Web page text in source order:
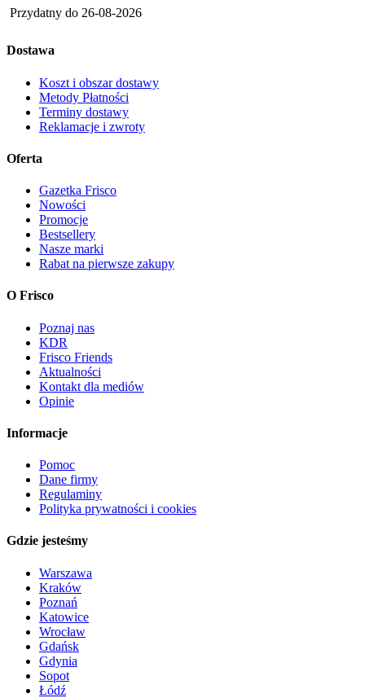
Przydatny do 26-08-2026
Dostawa
Koszt i obszar dostawy
Metody Płatności
Terminy dostawy
Reklamacje i zwroty
Oferta
Gazetka Frisco
Nowości
Promocje
Bestsellery
Nasze marki
Rabat na pierwsze zakupy
O Frisco
Poznaj nas
KDR
Frisco Friends
Aktualności
Kontakt dla mediów
Opinie
Informacje
Pomoc
Dane firmy
Regulaminy
Polityka prywatności i cookies
Gdzie jesteśmy
Warszawa
Kraków
Poznań
Katowice
Wrocław
Gdańsk
Gdynia
Sopot
Łódź